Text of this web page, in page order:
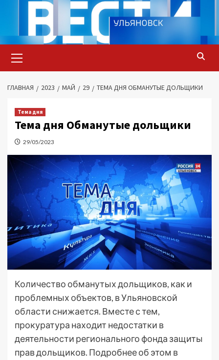
содержимому
меню
ГЛАВНАЯ 2023 МАЙ 29 ТЕМА ДНЯ ОБМАНУТЫЕ ДОЛЬЩИКИ
Тема дня
Тема дня Обманутые дольщики
29/05/2023
Количество обманутых дольщиков, как и
проблемных объектов, в Ульяновской
области снижается. Вместе с тем,
прокуратура находит недостатки в
деятельности регионального фонда защиты
прав дольщиков. Подробнее об этом в